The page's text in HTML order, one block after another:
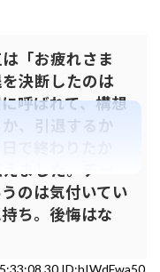
「お疲れさま
決断したのは
呼ばれて、構想
、引退するか
で終わりたか
ました。チー
のは気付いてい
ち。後悔はな